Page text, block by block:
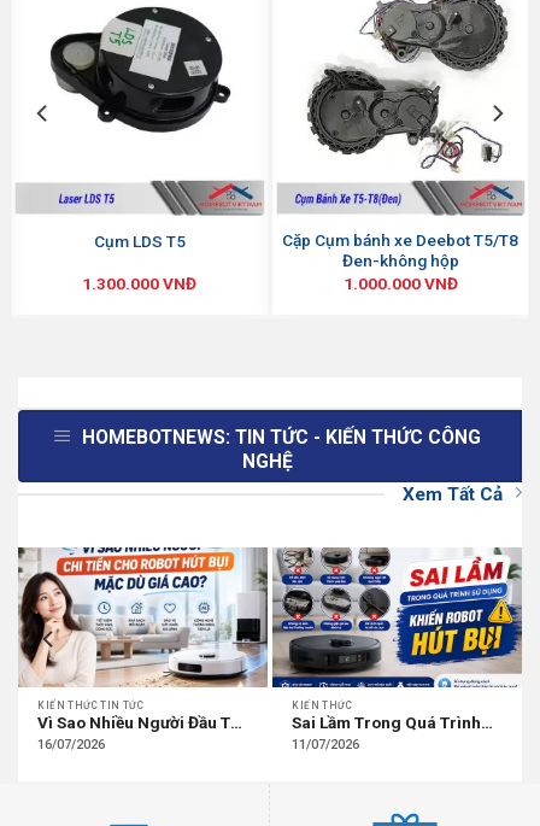
Cụm LDS T5
1.300.000VNĐ
Cặp Cụm bánh xe Deebot T5/T8
Đen-không hộp
1.000.000VNĐ
HOMEBOTNEWS: TIN TỨC - KIẾN THỨC CÔNG
NGHỆ
Xem Tất Cả
KIẾN THỨC TIN TỨC
Vì Sao Nhiều Người Đầu Tư
Vào Robot Hút Bụi Mặc Dù
16/07/2026
KIẾN THỨC
Sai Lầm Trong Quá Trình
Sử Dụng Khiến Robot Hút
11/07/2026